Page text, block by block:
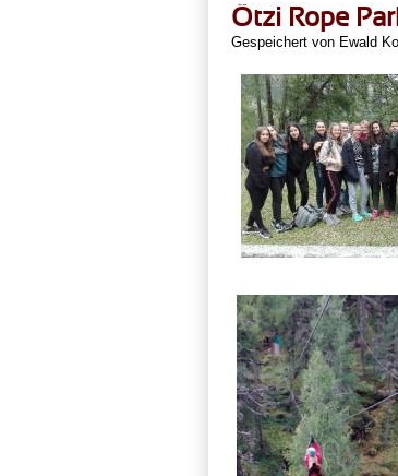
Ötzi Rope
Gespeichert von Ewald